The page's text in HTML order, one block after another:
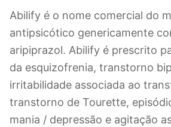
Abilify é o nome comercial do
antipsicótico genericamente
aripiprazol. Abilify é prescrito
da esquizofrenia, transtorno
irritabilidade associada ao
transtorno de Tourette,
mania / depressão e agitação